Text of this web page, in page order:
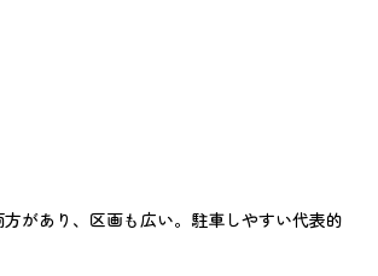
があり、区画も広い。駐車しやすい代表的